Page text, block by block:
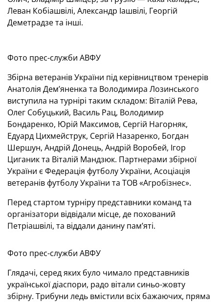
Леван Кобіашвілі, Александр Іашвілі, Георгій
Деметрадзе та інші.
Фото прес-служби АВФУ
Збірна ветеранів України під керівництвом тренерів
Анатолія Дем’яненка та Володимира Лозинського
виступила на турнірі таким складом: Віталій Рева,
Олег Собуцький, Василь Рац, Володимир
Бондаренко, Юрій Максимов, Сергій Нагорняк,
Едуард Цихмейструк, Сергій Назаренко, Богдан
Шершун, Андрій Донець, Андрій Воробей, Ігор
Циганик та Віталій Мандзюк. Партнерами збірної
України є Федерація футболу України, Асоціація
ветеранів футболу України та ТОВ «Агробізнес».
Перед стартом турніру представники команд та
організатори відвідали місце, де похований
Петріашвілі, та віддали данину пам’яті.
Фото прес-служби АВФУ
Глядачі, серед яких було чимало представників
української діаспори, радо вітали синьо-жовту
збірну. Трибуни ледь вмістили всіх бажаючих, пряма